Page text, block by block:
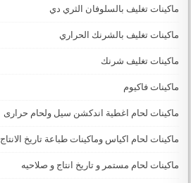
ماكينات تغليف بالسلوفان الثري دي
ماكينات تغليف بالشرنك الحراري
ماكينات تغليف شرنك
ماكينات فاكيوم
ماكينات لحام اغطية اندكشن سيل ولحام حرارى
ماكينات لحام اكياس وماكينات طباعة تاريخ الانتاج
ماكينات لحام مستمر و تاريخ انتاج و صلاحيه